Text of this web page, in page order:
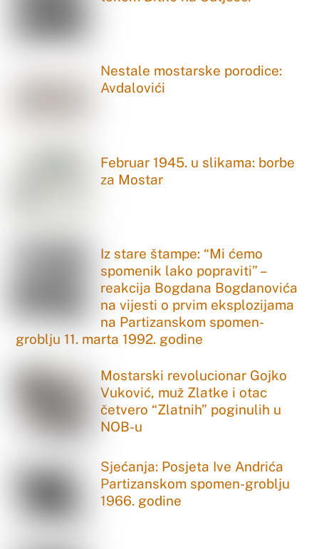
Nestale mostarske porodice:
Avdalovići
Februar 1945. u slikama: borbe
za Mostar
Iz stare štampe: “Mi ćemo
spomenik lako popraviti” –
reakcija Bogdana Bogdanovića
na vijesti o prvim eksplozijama
na Partizanskom spomen-
groblju 11. marta 1992. godine
Mostarski revolucionar Gojko
Vuković, muž Zlatke i otac
četvero “Zlatnih” poginulih u
NOB-u
Sjećanja: Posjeta Ive Andrića
Partizanskom spomen-groblju
1966. godine